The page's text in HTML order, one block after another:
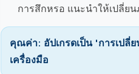
การสึกหรอ แนะนำให้เปลี่ย
คุณค่า: อัปเกรดเป็น 'การเป
เครื่องมือ